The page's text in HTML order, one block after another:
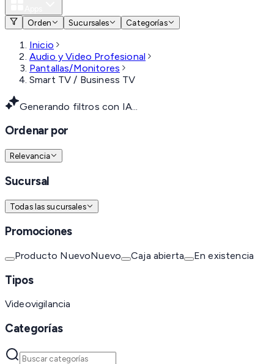
Orden
Sucursales Categorías
Inicio
Audio y Video Profesional
Pantallas/Monitores
Smart TV / Business TV
Generando filtros con IA...
Ordenar por
Relevancia
Sucursal
Todas las sucursales
Promociones
Producto NuevoNuevo Caja abierta En existencia
Tipos
Videovigilancia
Categorías